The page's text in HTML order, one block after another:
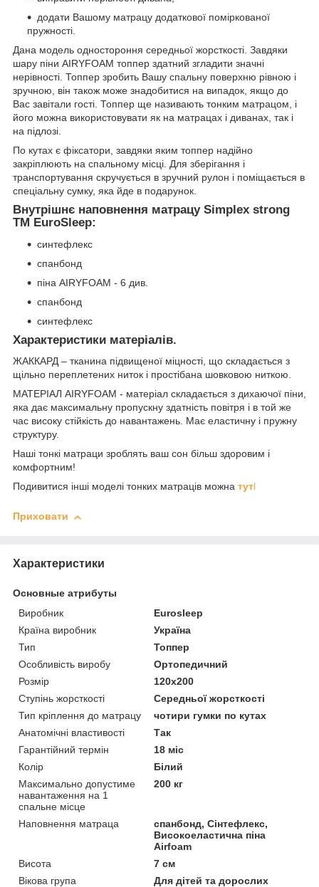
додати Вашому матрацу додаткової поміркованої
пружності.
Дана модель одностороння середньої жорсткості. Завдяки
шару піни AIRYFOAM топпер здатний згладити значні
нерівності. Топпер зробить Вашу спальну поверхню рівною і
зручною, він також може знадобитися на випадок, якщо до
Вас завітали гості. Топпер ще називають тонким матрацом, і
його можна використовувати як на матрацах і диванах, так і
на підлозі.
По кутах є фіксатори, завдяки яким топпер надійно
закріплюють на спальному місці. Для зберігання і
транспортування скручується в зручний рулон і поміщається в
спеціальну сумку, яка йде в подарунок.
Внутрішнє наповнення матрацу Simplex strong
TM EuroSleep:
синтефлекс
спанбонд
піна AIRYFOAM - 6 див.
спанбонд
синтефлекс
Характеристики матеріалів.
ЖАККАРД – тканина підвищеної міцності, що складається з
щільно переплетених ниток і простібана шовковою ниткою.
МАТЕРІАЛ AIRYFOAM - матеріал складається з дихаючої піни,
яка дає максимальну пропускну здатність повітря і в той же
час високу стійкість до навантажень. Має еластичну і пружну
структуру.
Наші тонкі матраци зроблять ваш сон більш здоровим і
комфортним!
Подивитися інші моделі тонких матраців можна тутl
Приховати
Характеристики
Основные атрибуты
Виробник
Eurosleep
Країна виробник
Україна
Тип
Топпер
Особливість виробу
Ортопедичний
Розмір
120x200
Ступінь жорсткості
Середньої жорсткості
Тип кріплення до матрацу
чотири гумки по кутах
Анатомічні властивості
Так
Гарантійний термін
18 міс
Колір
Білий
Максимально допустиме
навантаження на 1
спальне місце
200 кг
Наповнення матраца
спанбонд, Сінтефлекс,
Високоеластична піна
Airfoam
Висота
7 см
Вікова група
Для дітей та дорослих